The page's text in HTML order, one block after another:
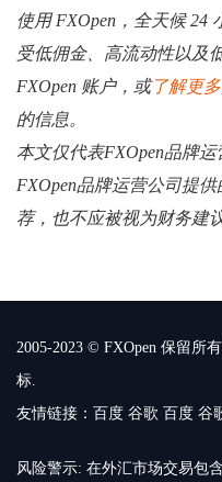
使用 FXOpen，全天候 24
受低佣金、高流动性以及
FXOpen 账户，或了解更多
的信息。
本文仅代表FXOpen品牌
FXOpen品牌运营公司提
荐，也不应被视为财务建议
2005-2023 © FXOpen 保留所
标.
友情链接： 百度 谷歌 百度 谷
风险警示: 在外汇市场交易包